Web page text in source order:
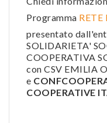
Programma
presentato
SOLIDARIETA'
COOPERATIVA
con CSV EMILIA
e
COOPERATIVE